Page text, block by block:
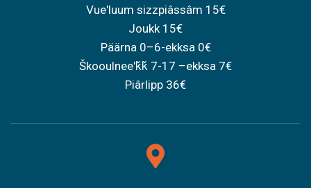
Vueʹluum sizzpiâssâm 15€
Joukk 15€
Päärna 0–6-ekksa 0€
Škooulneeʹǩǩ 7-17 –ekksa 7€
Piârlipp 36€